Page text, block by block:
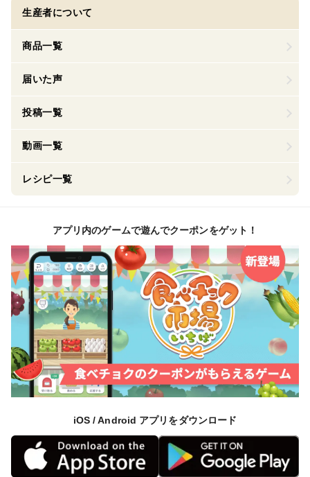
生産者について
商品一覧
届いた声
投稿一覧
動画一覧
レシピ一覧
アプリ内のゲームで遊んでクーポンをゲット！
iOS / Android アプリをダウンロード